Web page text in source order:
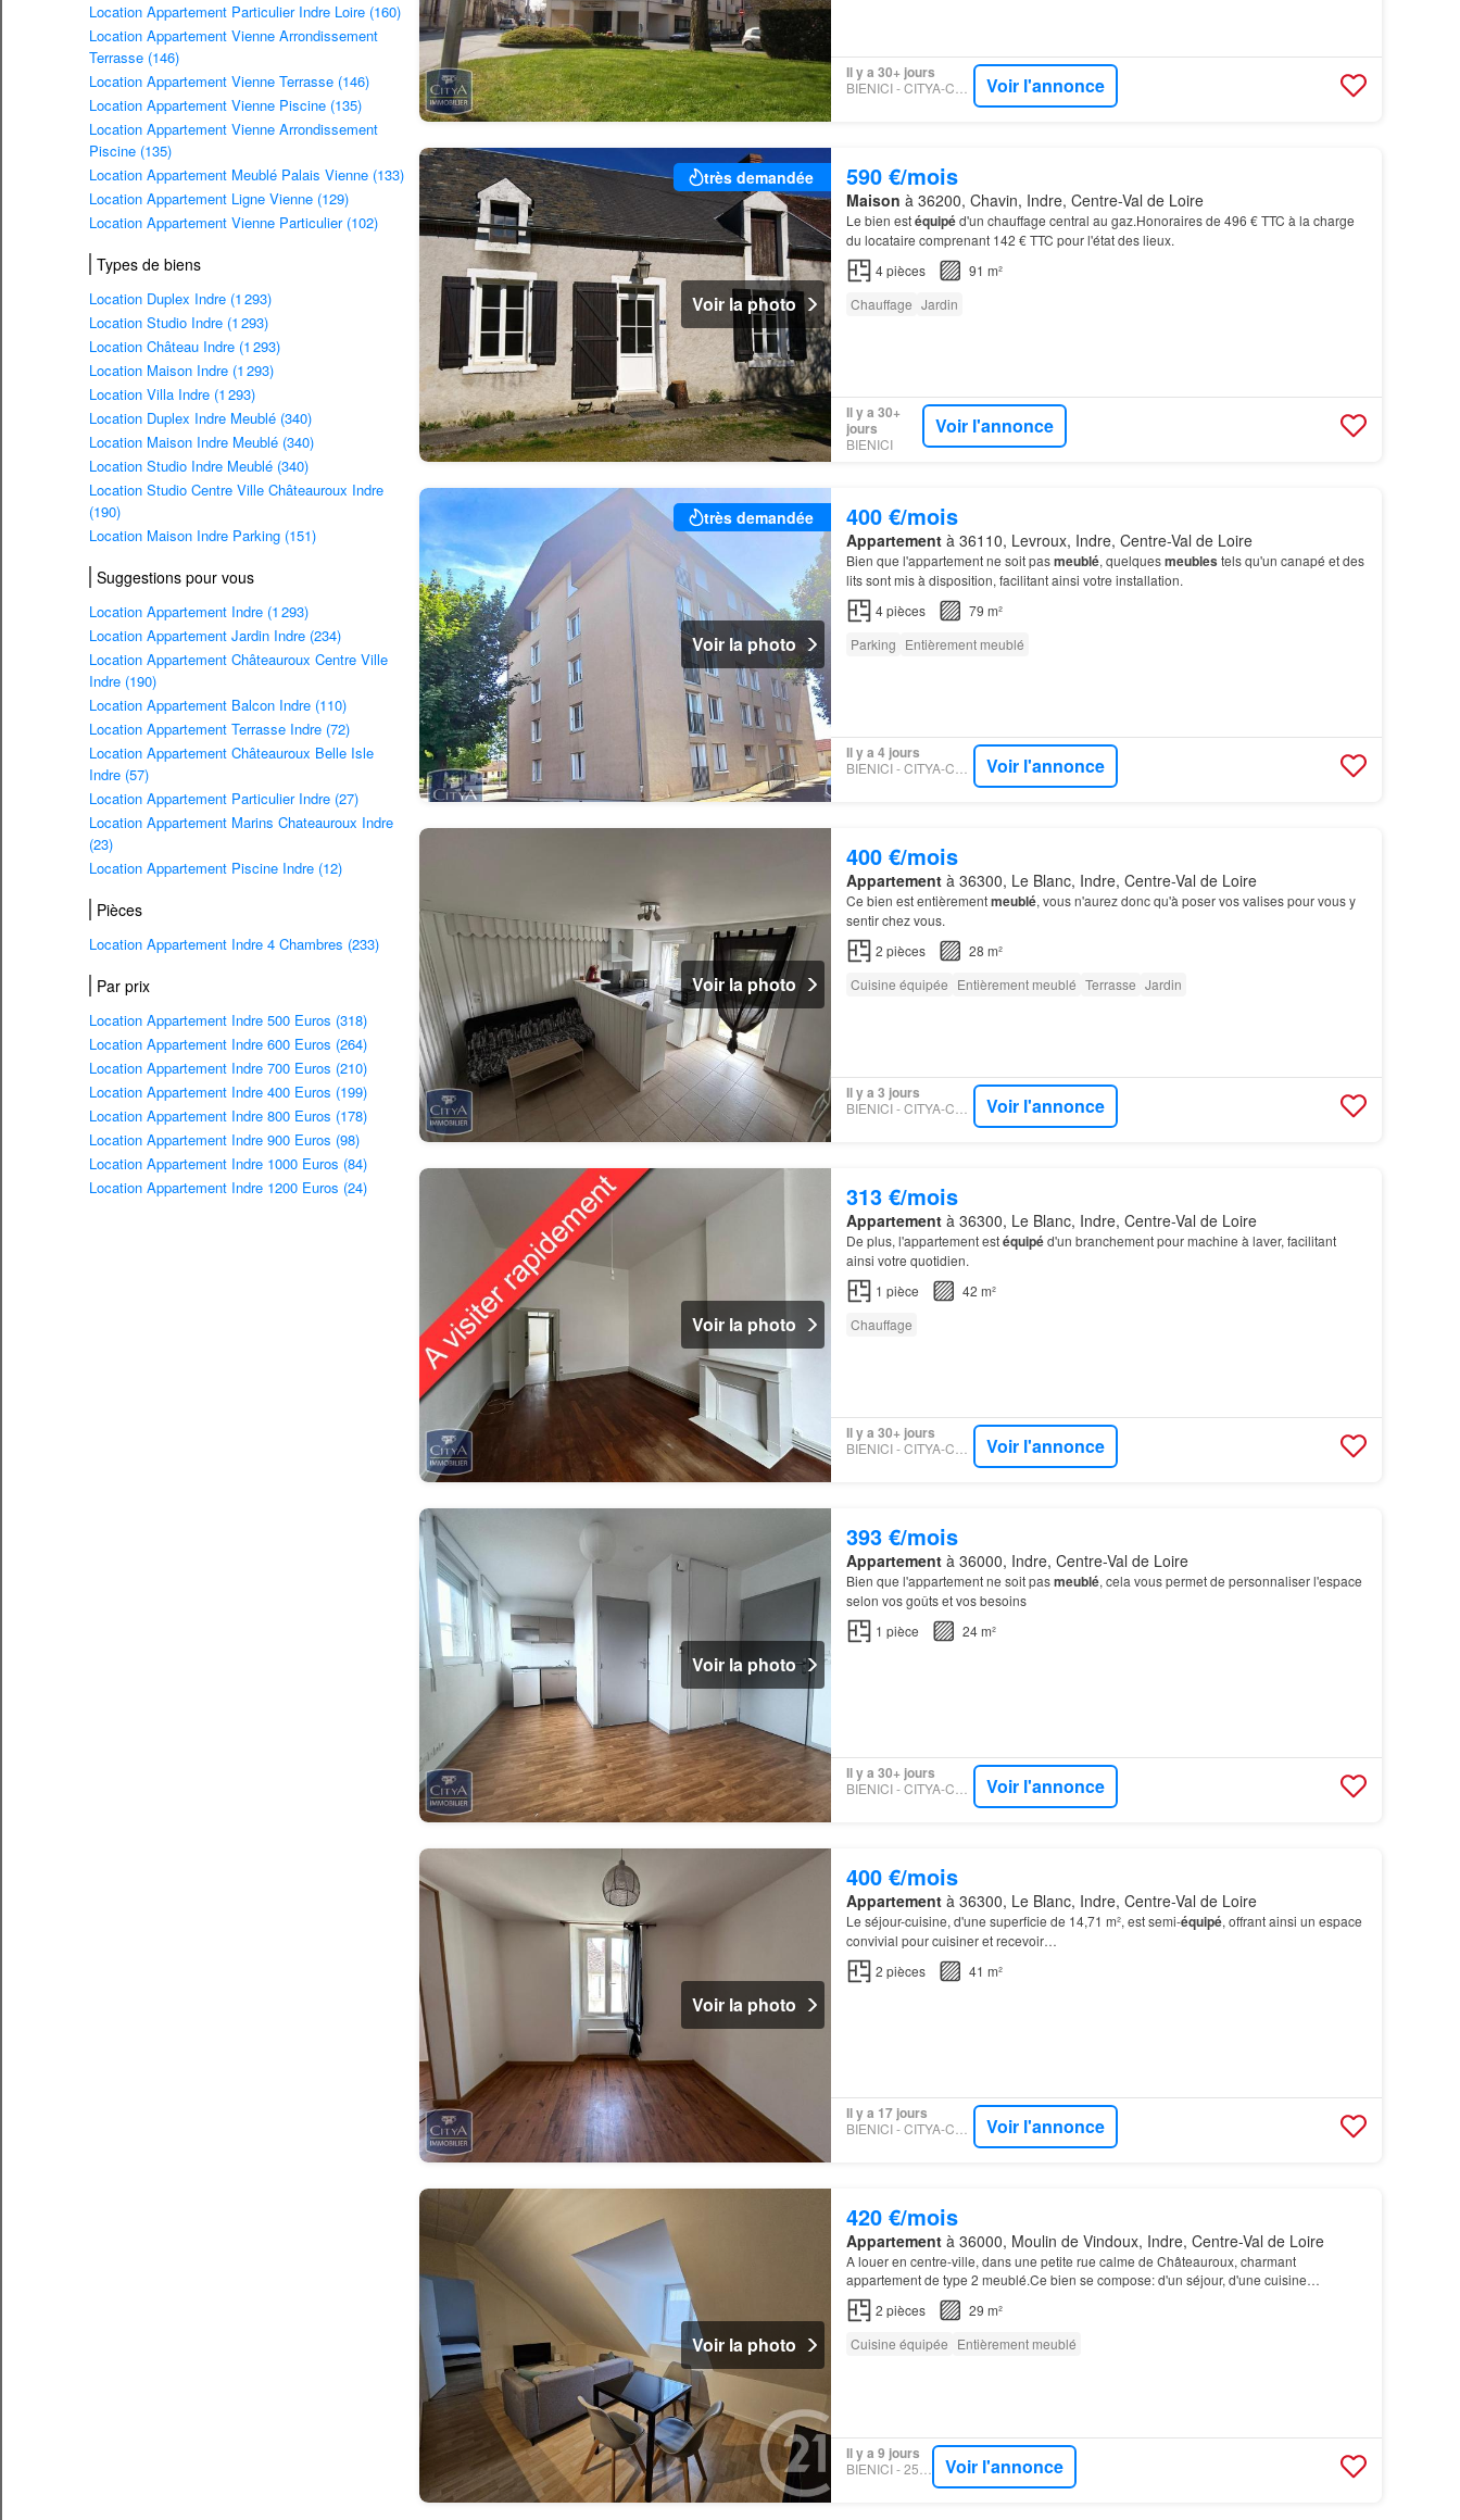
Location Appartement Particulier Indre Loire (160)
Location Appartement Vienne Arrondissement
Terrasse (146)
Location Appartement Vienne Terrasse (146)
Location Appartement Vienne Piscine (135)
Location Appartement Vienne Arrondissement
Piscine (135)
Location Appartement Meublé Palais Vienne (133)
Location Appartement Ligne Vienne (129)
Location Appartement Vienne Particulier (102)
Types de biens
Location Duplex Indre (1 293)
Location Studio Indre (1 293)
Location Château Indre (1 293)
Location Maison Indre (1 293)
Location Villa Indre (1 293)
Location Duplex Indre Meublé (340)
Location Maison Indre Meublé (340)
Location Studio Indre Meublé (340)
Location Studio Centre Ville Châteauroux Indre
(190)
Location Maison Indre Parking (151)
Suggestions pour vous
Location Appartement Indre (1 293)
Location Appartement Jardin Indre (234)
Location Appartement Châteauroux Centre Ville
Indre (190)
Location Appartement Balcon Indre (110)
Location Appartement Terrasse Indre (72)
Location Appartement Châteauroux Belle Isle
Indre (57)
Location Appartement Particulier Indre (27)
Location Appartement Marins Chateauroux Indre
(23)
Location Appartement Piscine Indre (12)
Pièces
Location Appartement Indre 4 Chambres (233)
Par prix
Location Appartement Indre 500 Euros (318)
Location Appartement Indre 600 Euros (264)
Location Appartement Indre 700 Euros (210)
Location Appartement Indre 400 Euros (199)
Location Appartement Indre 800 Euros (178)
Location Appartement Indre 900 Euros (98)
Location Appartement Indre 1000 Euros (84)
Location Appartement Indre 1200 Euros (24)
Il y a 30+ jours
BIENICI - CITYA-CHAPELOT Voir l'annonce
très demandée
Voir la photo
590 €/mois
Maison à 36200, Chavin, Indre, Centre-Val de Loire
Le bien estéquipéd'un chauffage central au gaz.Honoraires de 496 € TTC à la charge
du locataire comprenant 142 € TTC pour l'état des lieux.
4pièces
91 m²
Chauffage Jardin
Il y a 30+
jours
BIENICI
Voir l'annonce
très demandée
Voir la photo
400 €/mois
Appartementà 36110, Levroux, Indre, Centre-Val de Loire
Bien que l'appartement ne soit pasmeublé, quelquesmeubles tels qu'un canapé et des
lits sont mis à disposition, facilitant ainsi votre installation.
4pièces
79 m²
Parking Entièrement meublé
Il y a 4 jours
BIENICI - CITYA-CHAPELOT Voir l'annonce
Voir la photo
400 €/mois
Appartementà 36300, Le Blanc, Indre, Centre-Val de Loire
Ce bien est entièrementmeublé, vous n'aurez donc qu'à poser vos valises pour vous y
sentir chez vous.
2 pièces
28 m²
Cuisine équipée Entièrement meublé Terrasse Jardin
Il y a 3 jours
Voir l'annonce
Voir la photo
313 €/mois
Appartementà 36300, Le Blanc, Indre, Centre-Val de Loire
De plus, l'appartement estéquipéd'un branchement pour machine à laver, facilitant
ainsi votre quotidien.
1 pièce
42 m²
Chauffage
Il y a 30+ jours
Voir l'annonce
Voir la photo
393 €/mois
Appartementà 36000, Indre, Centre-Val de Loire
Bien que l'appartement ne soit pasmeublé, cela vous permet de personnaliser l'espace
selon vos goûts et vos besoins
1 pièce 24 m²
Il y a 30+ jours
Voir l'annonce
Voir la photo
400 €/mois
Appartementà 36300, Le Blanc, Indre, Centre-Val de Loire
Le séjour-cuisine, d'une superficie de 14,71 m², est semi-équipé, offrant ainsi un espace
convivial pour cuisiner et recevoir…
2 pièces 41 m²
Il y a 17 jours
Voir l'annonce
Voir la photo
420 €/mois
Appartementà 36000, Moulin de Vindoux, Indre, Centre-Val de Loire
A louer en centre-ville, dans une petite rue calme de Châteauroux, charmant
appartement de type 2 meublé.Ce bien se compose: d'un séjour, d'une cuisine
aménagée et équipée, d'une grande chambre avec dressing, salle d'eau et W…
2 pièces
29 m²
Cuisine équipée Entièrement meublé
Il y a 9 jours
Voir l'annonce